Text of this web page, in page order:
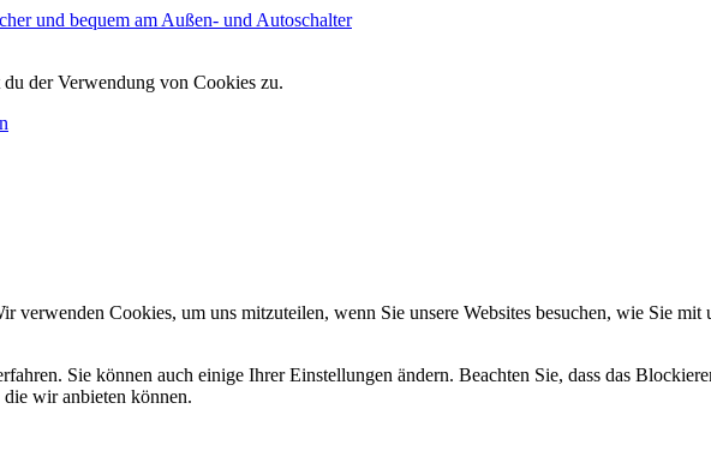
und bequem am Außen- und Autoschalter
der Verwendung von Cookies zu.
Cookies, um uns mitzuteilen, wenn Sie unsere Websites besuchen, wie Sie
Sie können auch einige Ihrer Einstellungen ändern. Beachten Sie, dass das
wir anbieten können.